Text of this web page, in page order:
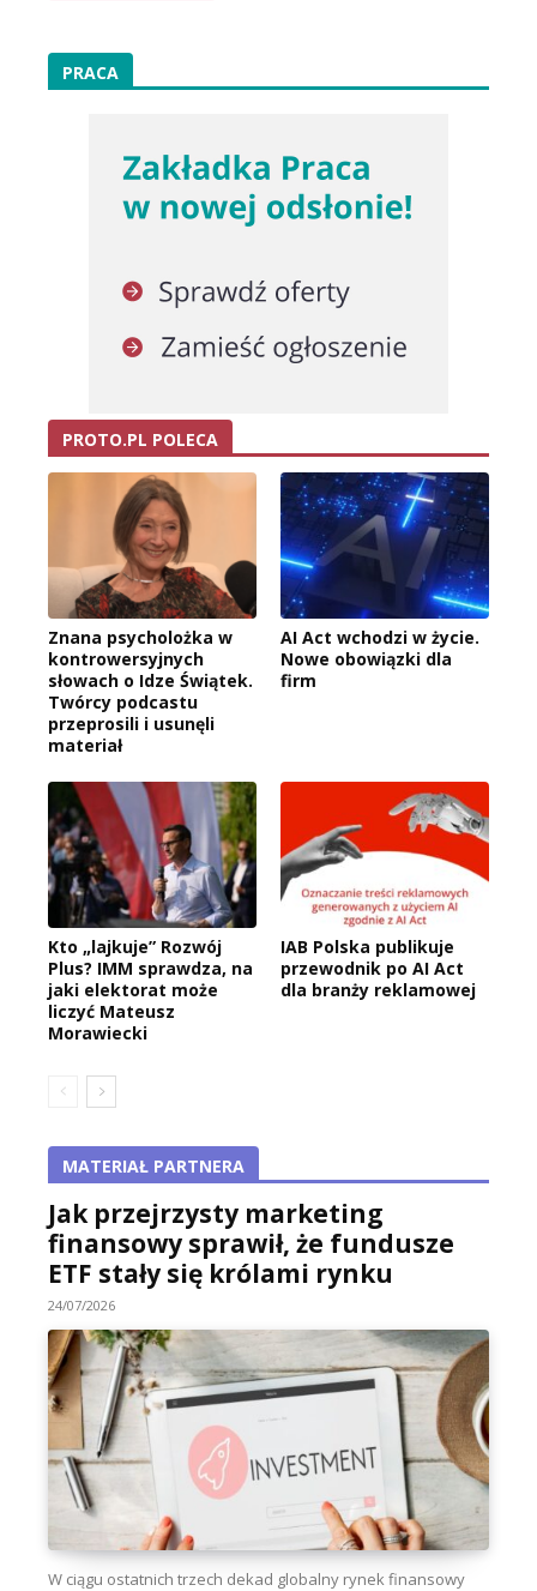
PRACA
PROTO.PL POLECA
Znana psycholożka w
kontrowersyjnych
słowach o Idze Świątek.
Twórcy podcastu
przeprosili i usunęli
materiał
AI Act wchodzi w życie.
Nowe obowiązki dla
firm
Kto „lajkuje” Rozwój
Plus? IMM sprawdza, na
jaki elektorat może
liczyć Mateusz
Morawiecki
IAB Polska publikuje
przewodnik po AI Act
dla branży reklamowej
MATERIAŁ PARTNERA
Jak przejrzysty marketing
finansowy sprawił, że fundusze
ETF stały się królami rynku
24/07/2026
W ciągu ostatnich trzech dekad globalny rynek finansowy